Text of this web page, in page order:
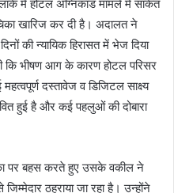
में होटल अग्निकांड मामले में साकेत
खारिज कर दी है। अदालत ने
की न्यायिक हिरासत में भेज दिया
कि भीषण आग के कारण होटल परिसर
दस्तावेज व डिजिटल साक्ष्य
हुई है और कई पहलुओं की दोबारा
पर बहस करते हुए उसके वकील ने
ठहराया जा रहा है। उन्होंने